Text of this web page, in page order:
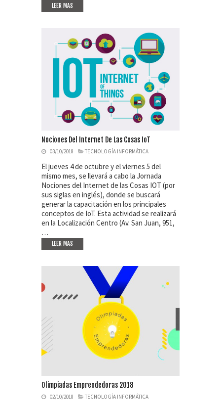
LEER MAS
Nociones Del Internet De Las Cosas IoT
03/10/2018 TECNOLOGÍA INFORMÁTICA
El jueves 4 de octubre y el viernes 5 del
mismo mes, se llevará a cabo la Jornada
Nociones del Internet de las Cosas IOT (por
sus siglas en inglés), donde se buscará
generar la capacitación en los principales
conceptos de IoT. Esta actividad se realizará
en la Localización Centro (Av. San Juan, 951,
…
LEER MAS
Olimpiadas Emprendedoras 2018
02/10/2018 TECNOLOGÍA INFORMÁTICA